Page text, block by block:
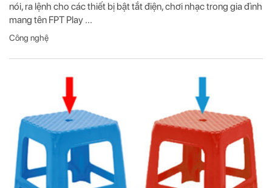
nói, ra lệnh cho các thiết bị bật tắt điện, chơi nhạc trong gia đình
mang tên FPT Play ...
Công nghệ